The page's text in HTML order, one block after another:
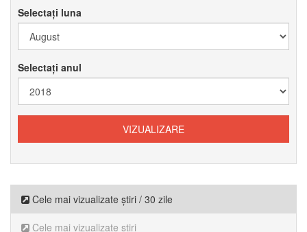
Selectați luna
Selectați anul
Cele mai vizualizate știri / 30 zile
Cele mai vizualizate știri